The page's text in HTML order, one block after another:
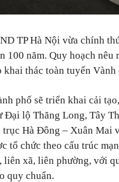
TP Hà Nội vừa chính
100 năm. Quy hoạch nêu
khai thác toàn tuyến Vành
phố sẽ triển khai cải
Đại lộ Thăng Long, Tây
trục Hà Đông – Xuân Mai
tổ chức theo cấu trúc
liên xã, liên phường, với
quy chuẩn.